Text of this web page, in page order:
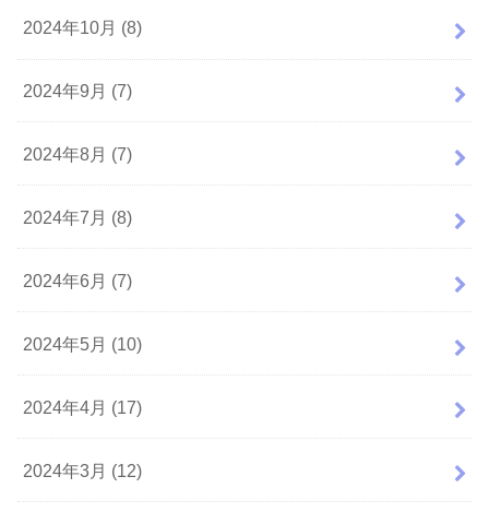
2024年10月 (8)
2024年9月 (7)
2024年8月 (7)
2024年7月 (8)
2024年6月 (7)
2024年5月 (10)
2024年4月 (17)
2024年3月 (12)